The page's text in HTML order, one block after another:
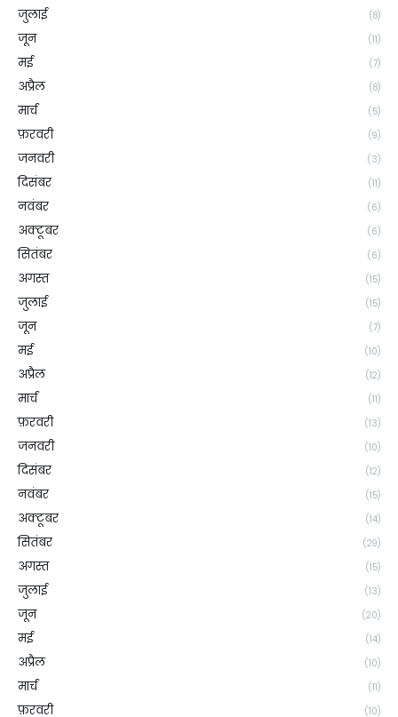
जुलाई (8)
जून (11)
मई (7)
अप्रैल (8)
मार्च (5)
फ़रवरी (9)
जनवरी (3)
दिसंबर (11)
नवंबर (6)
अक्टूबर (6)
सितंबर (6)
अगस्त (15)
जुलाई (15)
जून (7)
मई (10)
अप्रैल (12)
मार्च (11)
फ़रवरी (13)
जनवरी (10)
दिसंबर (12)
नवंबर (15)
अक्टूबर (14)
सितंबर (29)
अगस्त (15)
जुलाई (13)
जून (20)
मई (14)
अप्रैल (10)
मार्च (11)
फ़रवरी (10)